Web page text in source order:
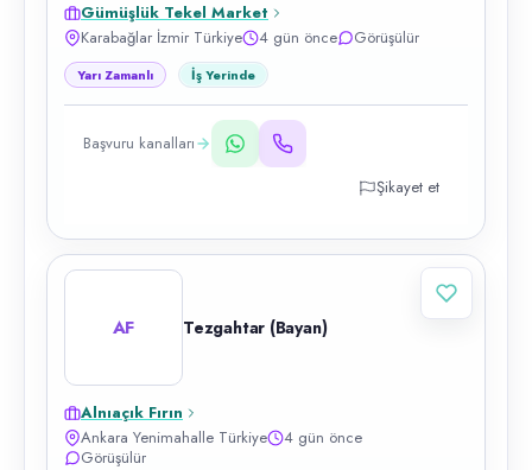
Gümüşlük Tekel Market
Karabağlar İzmir Türkiye
4 gün önce Görüşülür
Yarı Zamanlı İş Yerinde
Başvuru kanalları
Şikayet et
AF Tezgahtar (Bayan)
Alnıaçık Fırın
Ankara Yenimahalle Türkiye
4 gün önce
Görüşülür